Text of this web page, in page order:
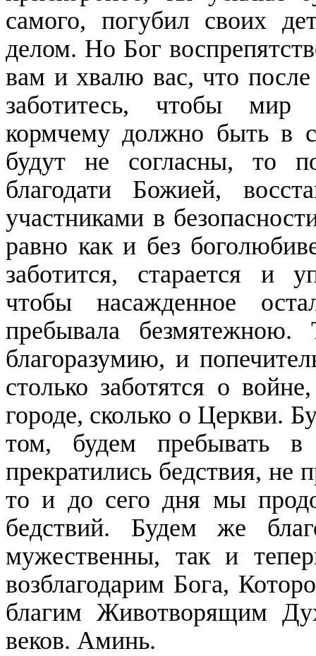
самого, погубил своих
делом. Но Бог
вам и хвалю вас, что
заботитесь, чтобы
кормчему должно быть в
будут не согласны, то
благодати Божией,
участниками в
равно как и без
заботится, старается и
чтобы насажденное
пребывала
благоразумию, и
столько заботятся о
городе, сколько о Церкви.
том, будем пребывать
прекратились бедствия, не
то и до сего дня мы
бедствий. Будем же
мужественны, так и
возблагодарим Бога,
благим Животворящим
веков. Аминь.